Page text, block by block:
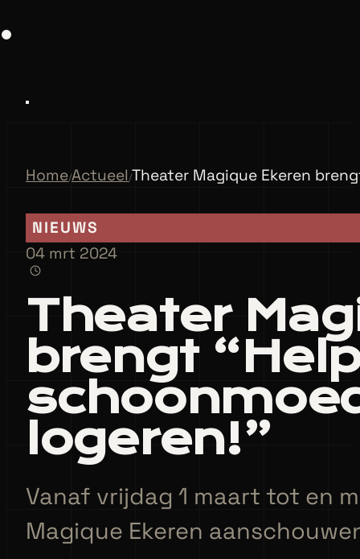
Home/Actueel/Theater Magique Ekeren
NIEUWS
04 mrt 2024
Theater
brengt
logeren!”
Vanaf vrijdag 1 maart tot en
Magique Ekeren